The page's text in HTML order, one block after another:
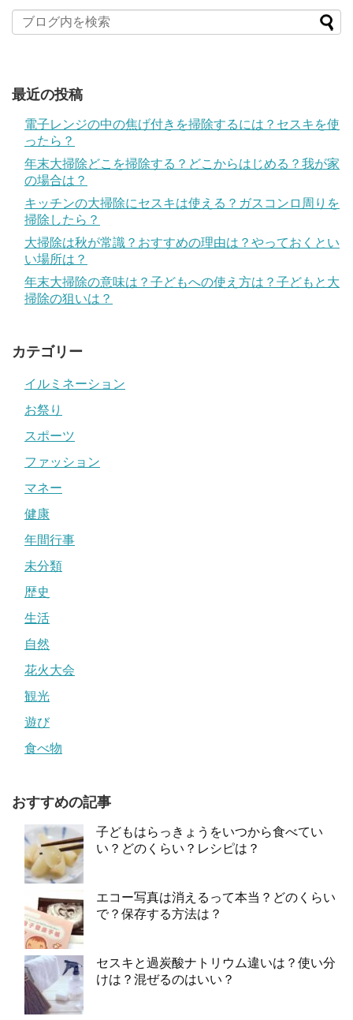
最近の投稿
電子レンジの中の焦げ付きを掃除するには？セスキを使
ったら？
年末大掃除どこを掃除する？どこからはじめる？我が家
の場合は？
キッチンの大掃除にセスキは使える？ガスコンロ周りを
掃除したら？
大掃除は秋が常識？おすすめの理由は？やっておくとい
い場所は？
年末大掃除の意味は？子どもへの使え方は？子どもと大
掃除の狙いは？
カテゴリー
イルミネーション
お祭り
スポーツ
ファッション
マネー
健康
年間行事
未分類
歴史
生活
自然
花火大会
観光
遊び
食べ物
おすすめの記事
子どもはらっきょうをいつから食べてい
い？どのくらい？レシピは？
エコー写真は消えるって本当？どのくらい
で？保存する方法は？
セスキと過炭酸ナトリウム違いは？使い分
けは？混ぜるのはいい？